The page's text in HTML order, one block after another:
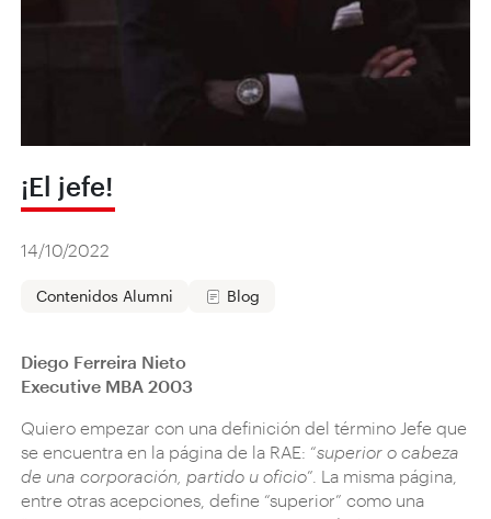
¡El jefe!
14/10/2022
Contenidos Alumni Blog
Diego Ferreira Nieto
Executive MBA 2003
Quiero empezar con una definición del término Jefe que
se encuentra en la página de la RAE: “superior o cabeza
de una corporación, partido u oficio”. La misma página,
entre otras acepciones, define “superior” como una